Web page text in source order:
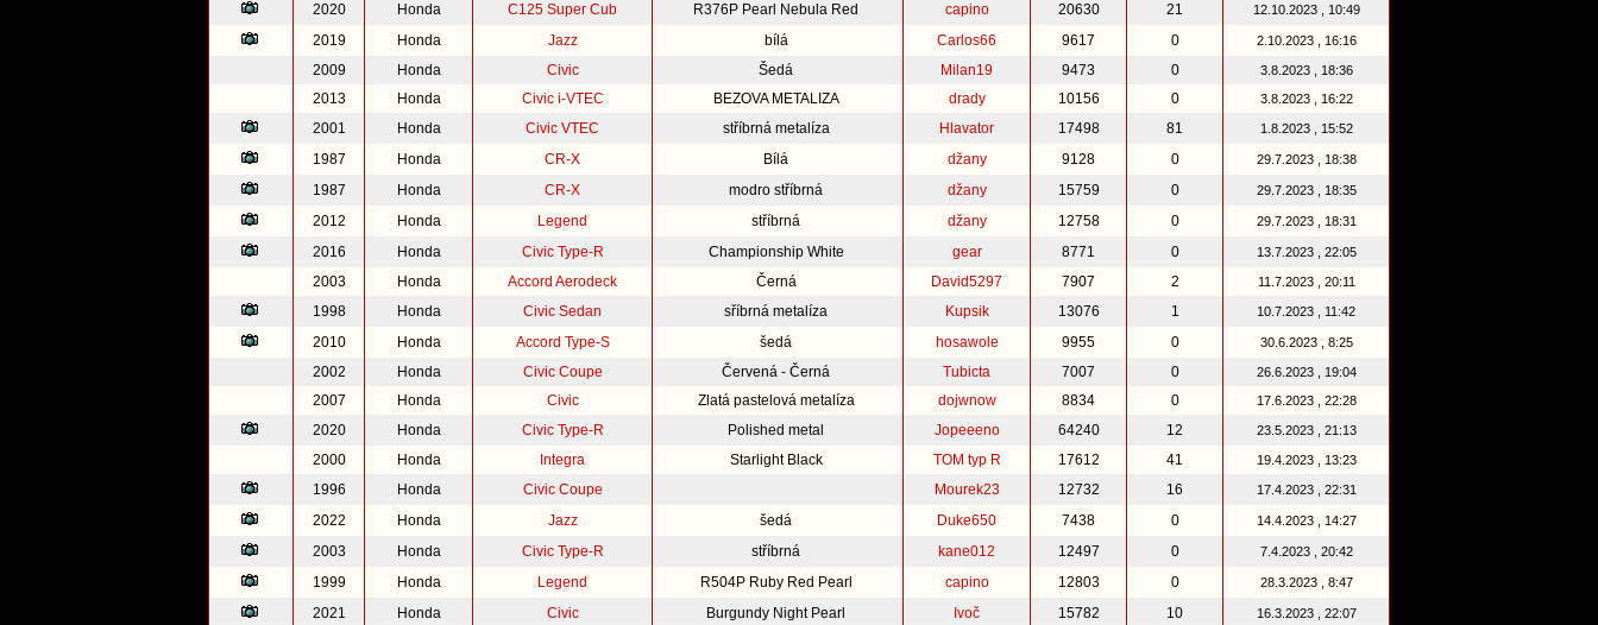
2020 Honda C125 Super Cub R376P Pearl Nebula Red capino 20630 21 12.10.2023 , 10:49
2019 Honda Jazz bílá Carlos66 9617 0 2.10.2023 , 16:16
2009 Honda Civic Šedá Milan19 9473 0 3.8.2023 , 18:36
2013 Honda Civic i-VTEC BEZOVA METALIZA drady 10156 0 3.8.2023 , 16:22
2001 Honda Civic VTEC stříbrná metalíza Hlavator 17498 81 1.8.2023 , 15:52
1987 Honda CR-X Bílá džany 9128 0 29.7.2023 , 18:38
1987 Honda CR-X modro stříbrná džany 15759 0 29.7.2023 , 18:35
2012 Honda Legend stříbrná džany 12758 0 29.7.2023 , 18:31
2016 Honda Civic Type-R Championship White gear 8771 0 13.7.2023 , 22:05
2003 Honda Accord Aerodeck Černá David5297 7907 2 11.7.2023 , 20:11
1998 Honda Civic Sedan sříbrná metalíza Kupsik 13076 1 10.7.2023 , 11:42
2010 Honda Accord Type-S šedá hosawole 9955 0 30.6.2023 , 8:25
2002 Honda Civic Coupe Červená - Černá Tubicta 7007 0 26.6.2023 , 19:04
2007 Honda Civic Zlatá pastelová metalíza dojwnow 8834 0 17.6.2023 , 22:28
2020 Honda Civic Type-R Polished metal Jopeeeno 64240 12 23.5.2023 , 21:13
2000 Honda Integra Starlight Black TOM typ R 17612 41 19.4.2023 , 13:23
1996 Honda Civic Coupe Mourek23 12732 16 17.4.2023 , 22:31
2022 Honda Jazz šedá Duke650 7438 0 14.4.2023 , 14:27
2003 Honda Civic Type-R stříbrná kane012 12497 0 7.4.2023 , 20:42
1999 Honda Legend R504P Ruby Red Pearl capino 12803 0 28.3.2023 , 8:47
2021 Honda Civic Burgundy Night Pearl Ivoč 15782 10 16.3.2023 , 22:07